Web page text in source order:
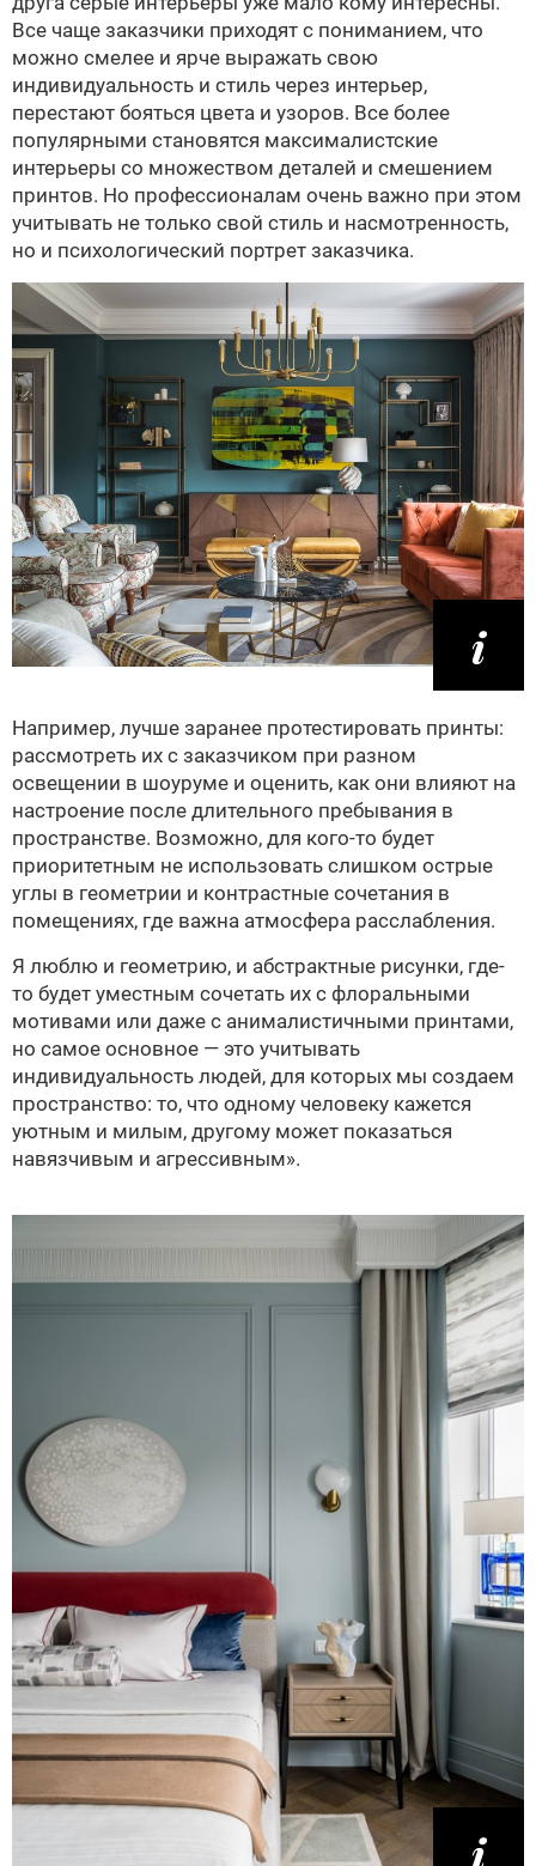
Все чаще заказчики приходят с пониманием, что
можно смелее и ярче выражать свою
индивидуальность и стиль через интерьер,
перестают бояться цвета и узоров. Все более
популярными становятся максималистские
интерьеры со множеством деталей и смешением
принтов. Но профессионалам очень важно при этом
учитывать не только свой стиль и насмотренность,
но и психологический портрет заказчика.
Например, лучше заранее протестировать принты:
рассмотреть их с заказчиком при разном
освещении в шоуруме и оценить, как они влияют на
настроение после длительного пребывания в
пространстве. Возможно, для кого-то будет
приоритетным не использовать слишком острые
углы в геометрии и контрастные сочетания в
помещениях, где важна атмосфера расслабления.
Я люблю и геометрию, и абстрактные рисунки, где-
то будет уместным сочетать их с флоральными
мотивами или даже с анималистичными принтами,
но самое основное — это учитывать
индивидуальность людей, для которых мы создаем
пространство: то, что одному человеку кажется
уютным и милым, другому может показаться
навязчивым и агрессивным».